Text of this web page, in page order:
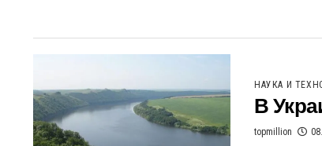
НАУКА И
В
topmillion